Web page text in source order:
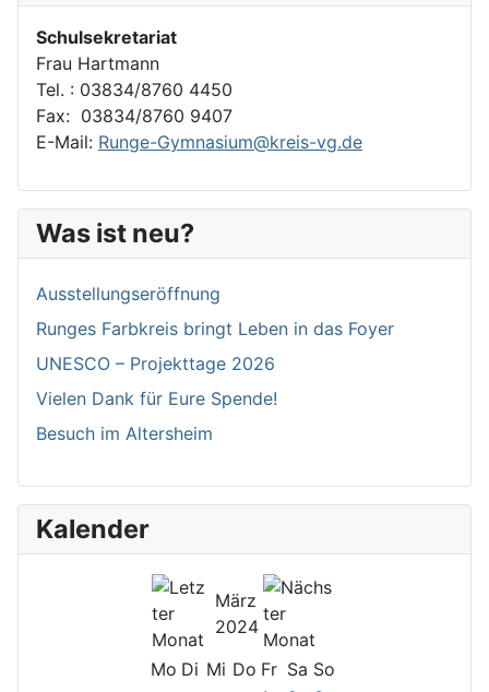
Schulsekretariat
Frau Hartmann
Tel. : 03834/8760 4450
Fax: 03834/8760 9407
E-Mail: Runge-Gymnasium@kreis-vg.de
Was ist neu?
Ausstellungseröffnung
Runges Farbkreis bringt Leben in das Foyer
UNESCO – Projekttage 2026
Vielen Dank für Eure Spende!
Besuch im Altersheim
Kalender
März
2024
Mo Di Mi Do Fr Sa So